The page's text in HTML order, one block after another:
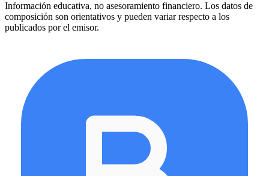
Información educativa, no asesoramiento financiero. Los datos de
composición son orientativos y pueden variar respecto a los
publicados por el emisor.